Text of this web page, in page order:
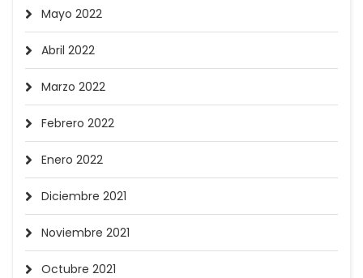
Mayo 2022
Abril 2022
Marzo 2022
Febrero 2022
Enero 2022
Diciembre 2021
Noviembre 2021
Octubre 2021